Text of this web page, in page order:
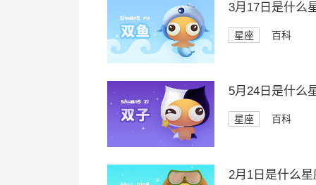
3月17日是什么
星座 百科
5月24日是什么
星座 百科
2月1日是什么星